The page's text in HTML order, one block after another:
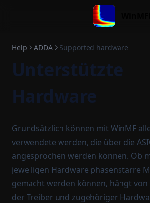
Help ADDA Supported hardware
Unterstützte
Hardware
Grundsätzlich können mit WinMF
verwendete werden, die über die
angesprochen werden können. Ob
jeweiligen Hardware phasenstarre
gemacht werden können, hängt
der Treiber und zugehöriger